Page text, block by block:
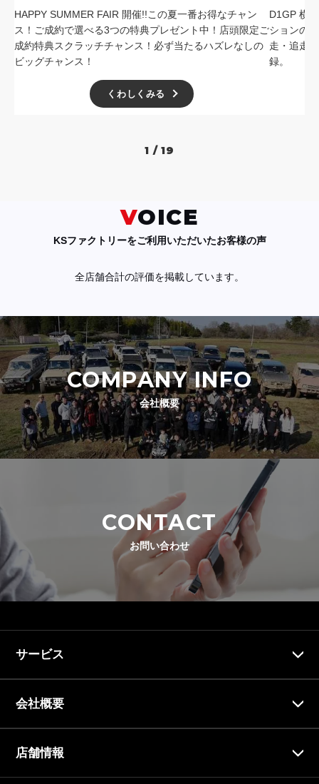
HAPPY SUMMER FAIR 開催!!この夏一番お得なチャン
ス！ご成約で選べる3つの特典プレゼント中！店頭限定ご
成約特典スクラッチチャンス！必ず当たるハズレなしの
ビッグチャンス！
くわしくみる
D1GP 横
ションの
走・追走
録。
1 / 19
VOICE
KSファクトリーをご利用いただいたお客様の声
全店舗合計の評価を掲載しています。
COMPANY INFO
会社概要
CONTACT
お問い合わせ
サービス
会社概要
店舗情報